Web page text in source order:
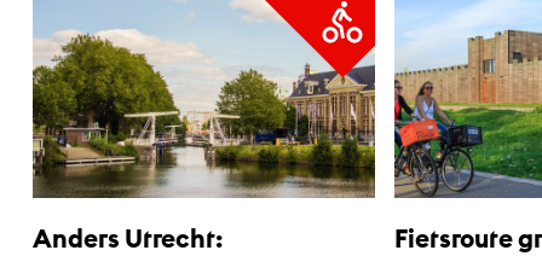
Anders Utrecht:
Fietsroute